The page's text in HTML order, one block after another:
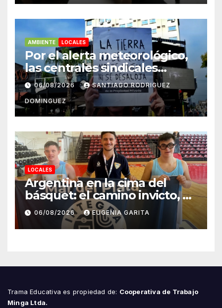
AMBIENTE LOCALES
Por el alerta meteorológico,
las centrales sindicales
suspendieron la convocatoria
contra la Ley de Tierras en
Mar del Plata
06/08/2026 SANTIAGO RODRIGUEZ
DOMINGUEZ
LOCALES
Argentina en la cima del
básquet: el camino invicto, el
esfuerzo familiar y la jugada
que valió un Mundial
06/08/2026 EUGENIA GARITA
Trama Educativa es propiedad de: Cooperativa de Trabajo
Minga Ltda.